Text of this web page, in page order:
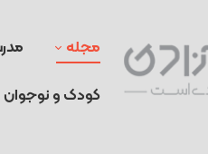
مجله
کودک و نوجوان